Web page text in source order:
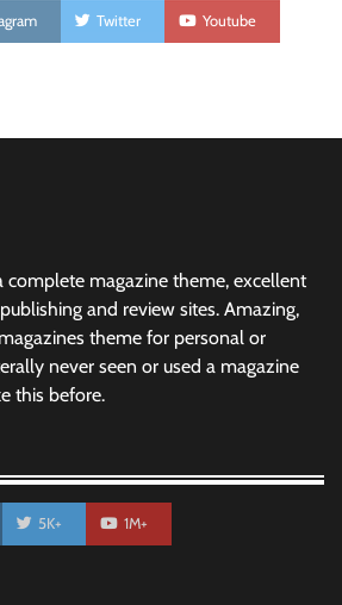
Twitter Youtube
complete magazine theme, excellent
and review sites. Amazing,
theme for personal or
never seen or used a magazine
this before.
5K+ 1M+